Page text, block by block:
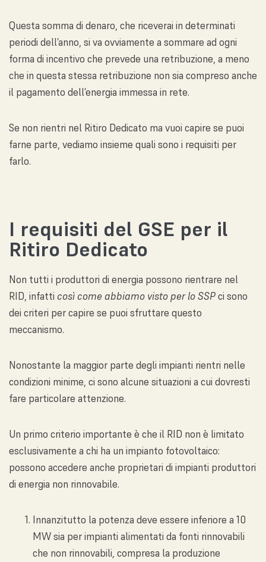
Questa somma di denaro, che riceverai in determinati
periodi dell’anno, si va ovviamente a sommare ad ogni
forma di incentivo che prevede una retribuzione, a meno
che in questa stessa retribuzione non sia compreso anche
il pagamento dell’energia immessa in rete.
Se non rientri nel Ritiro Dedicato ma vuoi capire se puoi
farne parte, vediamo insieme quali sono i requisiti per
farlo.
I requisiti del GSE per il
Ritiro Dedicato
Non tutti i produttori di energia possono rientrare nel
RID, infatti così come abbiamo visto per lo SSPci sono
dei criteri per capire se puoi sfruttare questo
meccanismo.
Nonostante la maggior parte degli impianti rientri nelle
condizioni minime, ci sono alcune situazioni a cui dovresti
fare particolare attenzione.
Un primo criterio importante è che il RID non è limitato
esclusivamente a chi ha un impianto fotovoltaico:
possono accedere anche proprietari di impianti produttori
di energia non rinnovabile.
Innanzitutto la potenza deve essere inferiore a 10
MW sia per impianti alimentati da fonti rinnovabili
che non rinnovabili, compresa la produzione